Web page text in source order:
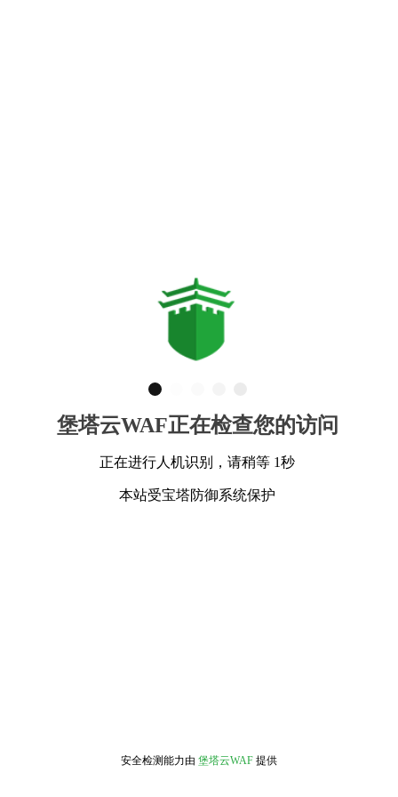
堡塔云WAF正在检查您的访问
正在进行人机识别，请稍等 1秒
本站受宝塔防御系统保护
安全检测能力由 堡塔云WAF 提供